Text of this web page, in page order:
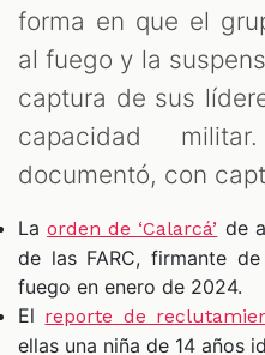
forma en que el
al fuego y la
captura de sus
capacidad
documentó, con
Laorden de ‘Calarcá’ de
de las FARC, firmante
fuego en enero de 2024.
El reporte de
ellas una niña de 14 años